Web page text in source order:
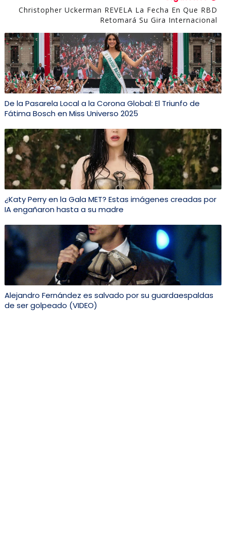
Christopher Uckerman REVELA La Fecha En Que RBD
Retomará Su Gira Internacional
De la Pasarela Local a la Corona Global: El Triunfo de
Fátima Bosch en Miss Universo 2025
¿Katy Perry en la Gala MET? Estas imágenes creadas por
IA engañaron hasta a su madre
Alejandro Fernández es salvado por su guardaespaldas
de ser golpeado (VIDEO)